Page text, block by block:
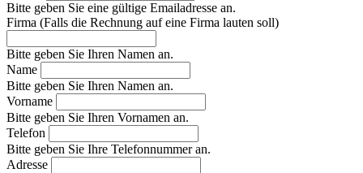
Bitte geben Sie eine gültige Emailadresse an.
Firma (Falls die Rechnung auf eine Firma lauten soll)
Bitte geben Sie Ihren Namen an.
Name
Bitte geben Sie Ihren Namen an.
Vorname
Bitte geben Sie Ihren Vornamen an.
Telefon
Bitte geben Sie Ihre Telefonnummer an.
Adresse